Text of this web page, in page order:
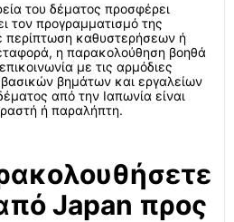
του δέματος προσφέρει
τον προγραμματισμό της
περίπτωση καθυστερήσεων ή
η παρακολούθηση βοηθά
με τις αρμόδιες
βημάτων και εργαλείων
από την Ιαπωνία είναι
ή παραλήπτη.
Japan προς